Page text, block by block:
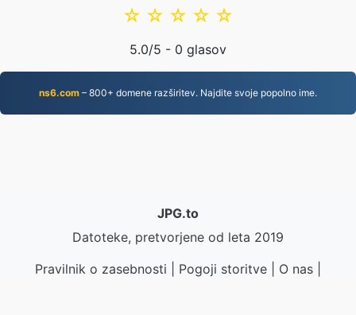
☆
☆
☆
☆
☆
5.0/5 - 0 glasov
ns6.com – 800+ domene razširitev. Najdite svoje popolno ime.
JPG.to
Datoteke, pretvorjene od leta 2019
Pravilnik o zasebnosti
Pogoji storitve O nas